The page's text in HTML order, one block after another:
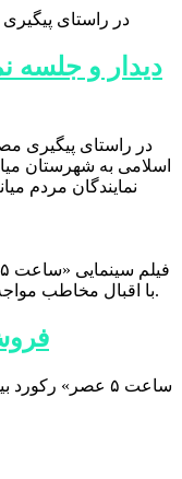
در راستای
دیدار و جلسه
اسلامی به شهرستان
نمایندگان مردم
با اقبال مخاطب مواجه شده و فروش فیلم از ۸ میلیارد عبور کرد.
فروش ۸ میلیاردی